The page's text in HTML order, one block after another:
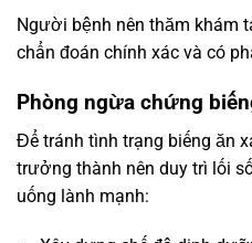
Người bệnh nên thăm khám
chẩn đoán chính xác và có
Phòng ngừa chứng
Để tránh tình trạng biếng ăn
trưởng thành nên duy trì lối
uống lành mạnh: